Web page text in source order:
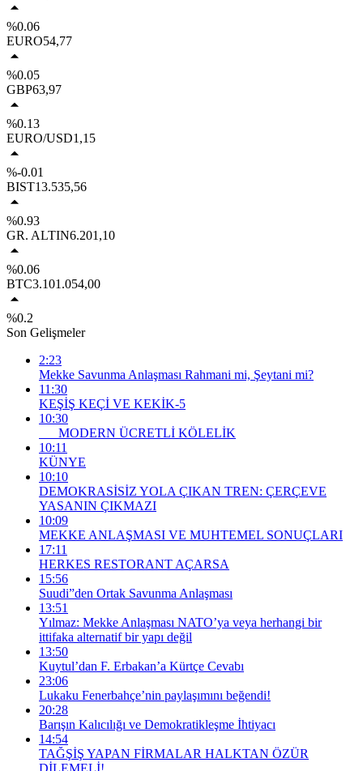
%0.06
EURO54,77
%0.05
GBP63,97
%0.13
EURO/USD1,15
%-0.01
BIST13.535,56
%0.93
GR. ALTIN6.201,10
%0.06
BTC3.101.054,00
%0.2
Son Gelişmeler
2:23
Mekke Savunma Anlaşması Rahmani mi, Şeytani mi?
11:30
KEŞİŞ KEÇİ VE KEKİK-5
10:30
MODERN ÜCRETLİ KÖLELİK
10:11
KÜNYE
10:10
DEMOKRASİSİZ YOLA ÇIKAN TREN: ÇERÇEVE
YASANIN ÇIKMAZI
10:09
MEKKE ANLAŞMASI VE MUHTEMEL SONUÇLARI
17:11
HERKES RESTORANT AÇARSA
15:56
Suudi”den Ortak Savunma Anlaşması
13:51
Yılmaz: Mekke Anlaşması NATO’ya veya herhangi bir
ittifaka alternatif bir yapı değil
13:50
Kuytul’dan F. Erbakan’a Kürtçe Cevabı
23:06
Lukaku Fenerbahçe’nin paylaşımını beğendi!
20:28
Barışın Kalıcılığı ve Demokratikleşme İhtiyacı
14:54
TAĞŞİŞ YAPAN FİRMALAR HALKTAN ÖZÜR
DİLEMELİ!